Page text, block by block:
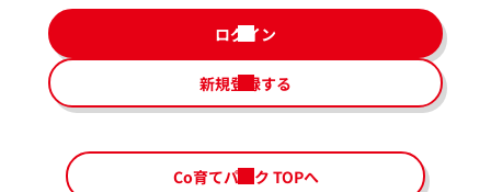
インビジュアルなど、絵画の枠を超えて多
彩に活躍中。
2019年には西日本文化賞奨励賞、2024年
には福岡県文化賞奨励賞、2026年には福
岡市文化賞を受賞。
海のそばで、子どもたちと生活しながら描
ログイン
新規登録する
Co育てパーク TOPへ